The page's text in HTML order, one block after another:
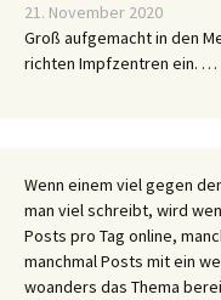
21. November 2020
Groß aufgemacht in den
richten Impfzentren ein. …
Wenn einem viel gegen
man viel schreibt, wird
Posts pro Tag online,
manchmal Posts mit ein
woanders das Thema